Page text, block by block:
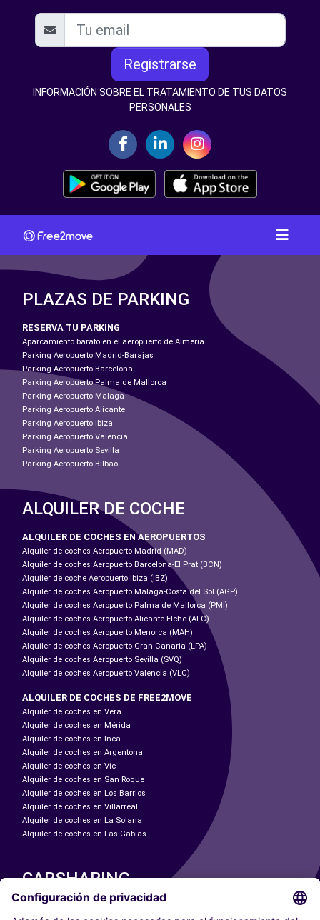
Registrarse
INFORMACIÓN SOBRE EL TRATAMIENTO DE TUS DATOS
PERSONALES
PLAZAS DE PARKING
RESERVA TU PARKING
Aparcamiento barato en el aeropuerto de Almeria
Parking Aeropuerto Madrid-Barajas
Parking Aeropuerto Barcelona
Parking Aeropuerto Palma de Mallorca
Parking Aeropuerto Malaga
Parking Aeropuerto Alicante
Parking Aeropuerto Ibiza
Parking Aeropuerto Valencia
Parking Aeropuerto Sevilla
Parking Aeropuerto Bilbao
ALQUILER DE COCHE
ALQUILER DE COCHES EN AEROPUERTOS
Alquiler de coches Aeropuerto Madrid (MAD)
Alquiler de coches Aeropuerto Barcelona-El Prat (BCN)
Alquiler de coche Aeropuerto Ibiza (IBZ)
Alquiler de coches Aeropuerto Málaga-Costa del Sol (AGP)
Alquiler de coches Aeropuerto Palma de Mallorca (PMI)
Alquiler de coches Aeropuerto Alicante-Elche (ALC)
Alquiler de coches Aeropuerto Menorca (MAH)
Alquiler de coches Aeropuerto Gran Canaria (LPA)
Alquiler de coches Aeropuerto Sevilla (SVQ)
Alquiler de coches Aeropuerto Valencia (VLC)
ALQUILER DE COCHES DE FREE2MOVE
Alquiler de coches en Vera
Alquiler de coches en Mérida
Alquiler de coches en Inca
Alquiler de coches en Argentona
Alquiler de coches en Vic
Alquiler de coches en San Roque
Alquiler de coches en Los Barrios
Alquiler de coches en Villarreal
Alquiler de coches en La Solana
Alquiler de coches en Las Gabias
CARSHARING
NUESTRAS CIUDADES